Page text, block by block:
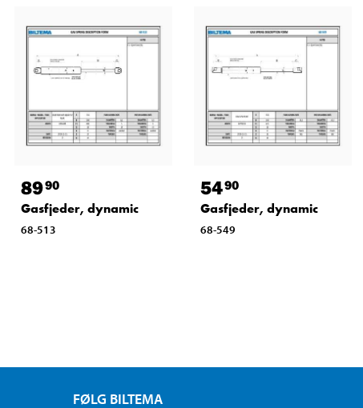
8990
Gasfjeder, dynamic
68-513
5490
Gasfjeder, dynamic
68-549
FØLG BILTEMA